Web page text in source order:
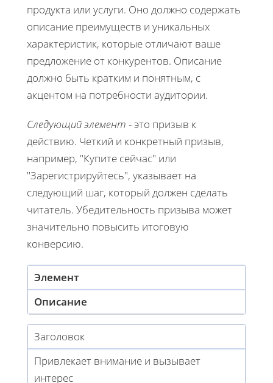
продукта или услуги. Оно должно содержать
описание преимуществ и уникальных
характеристик, которые отличают ваше
предложение от конкурентов. Описание
должно быть кратким и понятным, с
акцентом на потребности аудитории.
Следующий элемент - это призыв к
действию. Четкий и конкретный призыв,
например, "Купите сейчас" или
"Зарегистрируйтесь", указывает на
следующий шаг, который должен сделать
читатель. Убедительность призыва может
значительно повысить итоговую
конверсию.
Элемент
Описание
Заголовок
Привлекает внимание и вызывает
интерес